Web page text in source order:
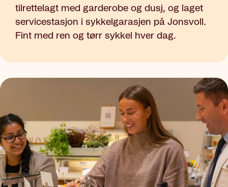
tilrettelagt med garderobe og dusj, og laget
servicestasjon i sykkelgarasjen på Jonsvoll.
Fint med ren og tørr sykkel hver dag.